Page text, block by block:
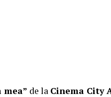
mea” de la Cinema City